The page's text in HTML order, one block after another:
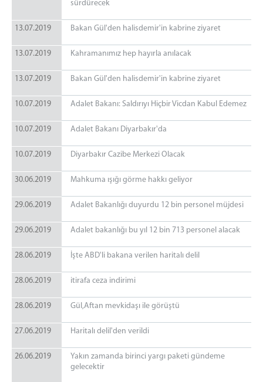
sürdürecek
13.07.2019 Bakan Gül'den halisdemir'in kabrine ziyaret
13.07.2019 Kahramanımız hep hayırla anılacak
13.07.2019 Bakan Gül'den halisdemir'in kabrine ziyaret
10.07.2019 Adalet Bakanı: Saldırıyı Hiçbir Vicdan Kabul Edemez
10.07.2019 Adalet Bakanı Diyarbakır'da
10.07.2019 Diyarbakır Cazibe Merkezi Olacak
30.06.2019 Mahkuma ışığı görme hakkı geliyor
29.06.2019 Adalet Bakanlığı duyurdu 12 bin personel müjdesi
29.06.2019 Adalet bakanlığı bu yıl 12 bin 713 personel alacak
28.06.2019 İşte ABD'li bakana verilen haritalı delil
28.06.2019 itirafa ceza indirimi
28.06.2019 Gül,Aftan mevkidaşı ile görüştü
27.06.2019 Haritalı delil'den verildi
26.06.2019
Yakın zamanda birinci yargı paketi gündeme
gelecektir